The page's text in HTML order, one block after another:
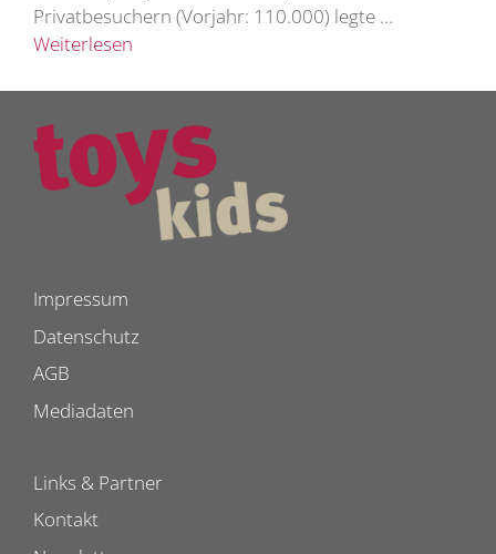
Privatbesuchern (Vorjahr: 110.000) legte …
Weiterlesen
Impressum
Datenschutz
AGB
Mediadaten
Links & Partner
Kontakt